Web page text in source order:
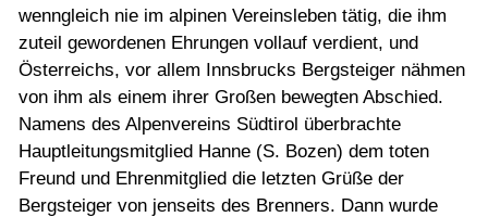
wenngleich nie im alpinen Vereinsleben tätig, die ihm
zuteil gewordenen Ehrungen vollauf verdient, und
Österreichs, vor allem Innsbrucks Bergsteiger nähmen
von ihm als einem ihrer Großen bewegten Abschied.
Namens des Alpenvereins Südtirol überbrachte
Hauptleitungsmitglied Hanne (S. Bozen) dem toten
Freund und Ehrenmitglied die letzten Grüße der
Bergsteiger von jenseits des Brenners. Dann wurde